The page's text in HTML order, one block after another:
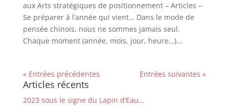
aux Arts stratégiques de positionnement – Articles –
Se préparer à l’année qui vient… Dans le mode de
pensée chinois, nous ne sommes jamais seul.
Chaque moment (année, mois, jour, heure…)...
« Entrées précédentes Entrées suivantes »
Articles récents
2023 sous le signe du Lapin d’Eau…